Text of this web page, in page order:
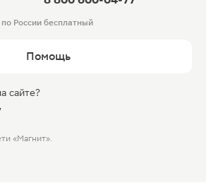
России бесплатный
Помощь
сайте?
«Магнит».